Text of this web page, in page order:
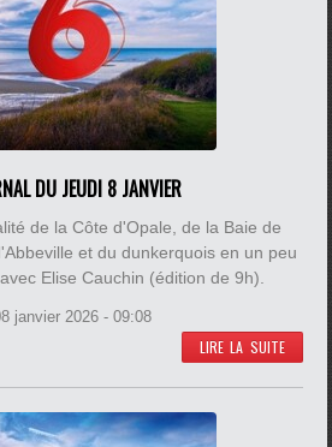
DU JEUDI 8 JANVIER
de la Côte d'Opale, de la Baie de
et du dunkerquois en un peu
Elise Cauchin (édition de 9h).
janvier 2026 - 09:08
LIRE LA SUITE